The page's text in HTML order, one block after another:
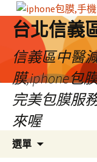
台北信義
信義區中醫
膜,iphone包
完美包膜服
來喔
選單